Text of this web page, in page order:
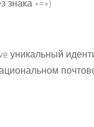
знака «=»)
уникальный